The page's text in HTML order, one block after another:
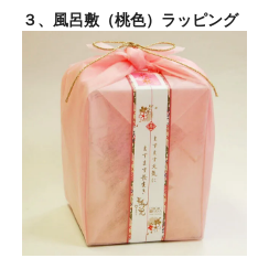
３、風呂敷（桃色）ラッピング